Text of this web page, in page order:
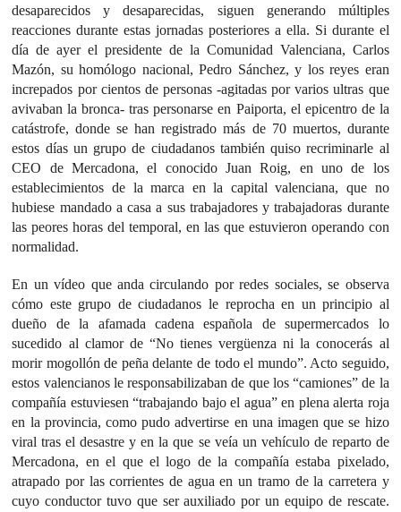
desaparecidos y desaparecidas, siguen generando múltiples
reacciones durante estas jornadas posteriores a ella. Si durante el
día de ayer el presidente de la Comunidad Valenciana, Carlos
Mazón, su homólogo nacional, Pedro Sánchez, y los reyes eran
increpados por cientos de personas -agitadas por varios ultras que
avivaban la bronca- tras personarse en Paiporta, el epicentro de la
catástrofe, donde se han registrado más de 70 muertos, durante
estos días un grupo de ciudadanos también quiso recriminarle al
CEO de Mercadona, el conocido Juan Roig, en uno de los
establecimientos de la marca en la capital valenciana, que no
hubiese mandado a casa a sus trabajadores y trabajadoras durante
las peores horas del temporal, en las que estuvieron operando con
normalidad.
En un vídeo que anda circulando por redes sociales, se observa
cómo este grupo de ciudadanos le reprocha en un principio al
dueño de la afamada cadena española de supermercados lo
sucedido al clamor de “No tienes vergüenza ni la conocerás al
morir mogollón de peña delante de todo el mundo”. Acto seguido,
estos valencianos le responsabilizaban de que los “camiones” de la
compañía estuviesen “trabajando bajo el agua” en plena alerta roja
en la provincia, como pudo advertirse en una imagen que se hizo
viral tras el desastre y en la que se veía un vehículo de reparto de
Mercadona, en el que el logo de la compañía estaba pixelado,
atrapado por las corrientes de agua en un tramo de la carretera y
cuyo conductor tuvo que ser auxiliado por un equipo de rescate.